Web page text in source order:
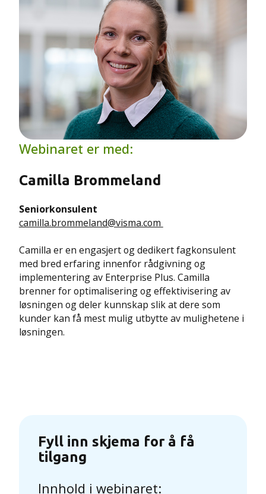
Webinaret er med:
Camilla Brommeland
Seniorkonsulent
camilla.brommeland@visma.com
Camilla er en engasjert og dedikert fagkonsulent
med bred erfaring innenfor rådgivning og
implementering av Enterprise Plus. Camilla
brenner for optimalisering og effektivisering av
løsningen og deler kunnskap slik at dere som
kunder kan få mest mulig utbytte av mulighetene i
løsningen.
Fyll inn skjema for å få
tilgang
Innhold i webinaret: